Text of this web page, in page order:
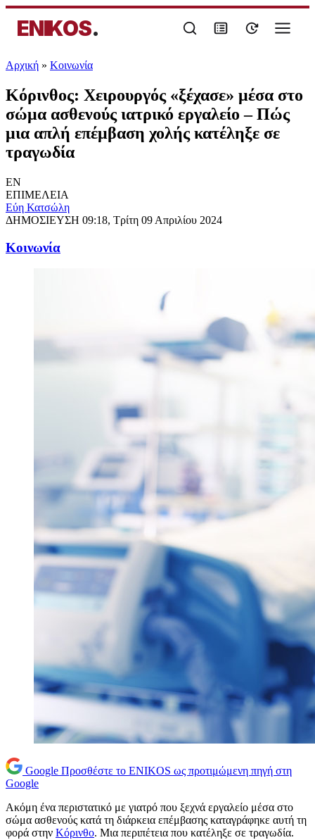
ENIKOS.
Αρχική » Κοινωνία
Κόρινθος: Χειρουργός «ξέχασε» μέσα στο
σώμα ασθενούς ιατρικό εργαλείο – Πώς
μια απλή επέμβαση χολής κατέληξε σε
τραγωδία
EN
ΕΠΙΜΕΛΕΙΑ
Εύη Κατσώλη
ΔΗΜΟΣΙΕΥΣΗ 09:18, Τρίτη 09 Απριλίου 2024
Κοινωνία
Google Προσθέστε το ENIKOS ως προτιμώμενη πηγή στη
Google
Ακόμη ένα περιστατικό με γιατρό που ξεχνά εργαλείο μέσα στο
σώμα ασθενούς κατά τη διάρκεια επέμβασης καταγράφηκε αυτή τη
φορά στην Κόρινθο. Μια περιπέτεια που κατέληξε σε τραγωδία.